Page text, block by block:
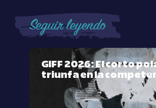
Seguir leyendo
GIFF 2026: El corto
triunfa en la